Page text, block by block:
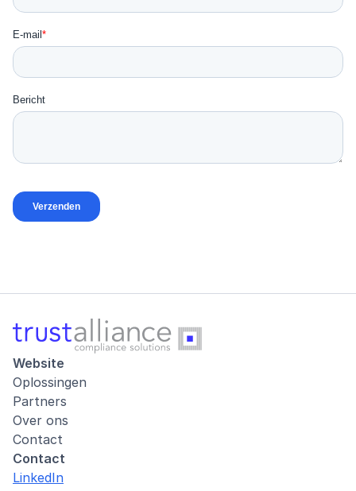
Website
Oplossingen
Partners
Over ons
Contact
Contact
LinkedIn